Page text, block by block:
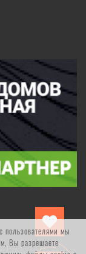
пользователями мы
Вы разрешаете